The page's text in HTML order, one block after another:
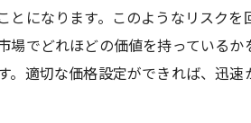
になります。このようなリスク
でどれほどの価値を持っている
適切な価格設定ができれば、迅速